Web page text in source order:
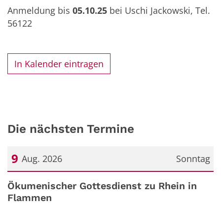
Anmeldung bis 05.10.25 bei Uschi Jackowski, Tel.
56122
In Kalender eintragen
Die nächsten Termine
Sonntag
9 Aug. 2026
Datum: 9. August 2026
Ökumenischer Gottesdienst zu Rhein in
Flammen